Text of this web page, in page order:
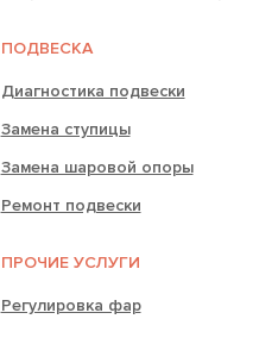
ПОДВЕСКА
Диагностика подвески
Замена ступицы
Замена шаровой опоры
Ремонт подвески
ПРОЧИЕ УСЛУГИ
Регулировка фар